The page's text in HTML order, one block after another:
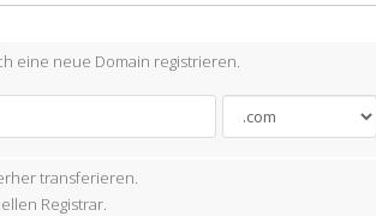
eine neue Domain registrieren.
transferieren.
Registrar.